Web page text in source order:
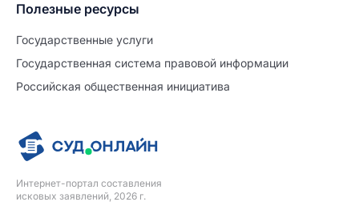
Интернет-портал составления
исковых заявлений, 2026 г.
Полезные ресурсы
Государственные услуги
Государственная система правовой информации
Российская общественная инициатива
Продолжите заполнение
Расторжение брака
Уже заполнено
Шаг 0 из 15
№5713467
ПРОДОЛЖИТЬ ЗАПОЛНЕНИЕ